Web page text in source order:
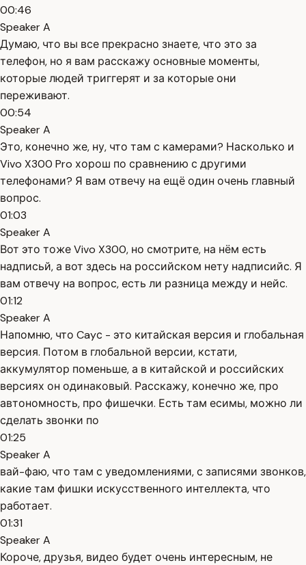
00:46
Speaker A
Думаю, что вы все прекрасно знаете, что это за
телефон, но я вам расскажу основные моменты,
которые людей триггерят и за которые они
переживают.
00:54
Speaker A
Это, конечно же, ну, что там с камерами? Насколько и
Vivo X300 Pro хорош по сравнению с другими
телефонами? Я вам отвечу на ещё один очень главный
вопрос.
01:03
Speaker A
Вот это тоже Vivo X300, но смотрите, на нём есть
надписьй, а вот здесь на российском нету надписийс. Я
вам отвечу на вопрос, есть ли разница между и нейс.
01:12
Speaker A
Напомню, что Cayс - это китайская версия и глобальная
версия. Потом в глобальной версии, кстати,
аккумулятор поменьше, а в китайской и российских
версиях он одинаковый. Расскажу, конечно же, про
автономность, про фишечки. Есть там есимы, можно ли
сделать звонки по
01:25
Speaker A
вай-фаю, что там с уведомлениями, с записями звонков,
какие там фишки искусственного интеллекта, что
работает.
01:31
Speaker A
Короче, друзья, видео будет очень интересным, не